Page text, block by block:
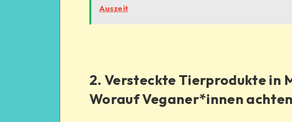
Auszeit
2. Versteckte Tierprodukte in
Worauf Veganer*innen